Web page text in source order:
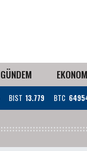
GÜNDEM
BIST 13.779 BTC